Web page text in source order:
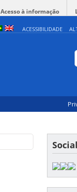
Acesso à informação
ACESSIBILIDADE